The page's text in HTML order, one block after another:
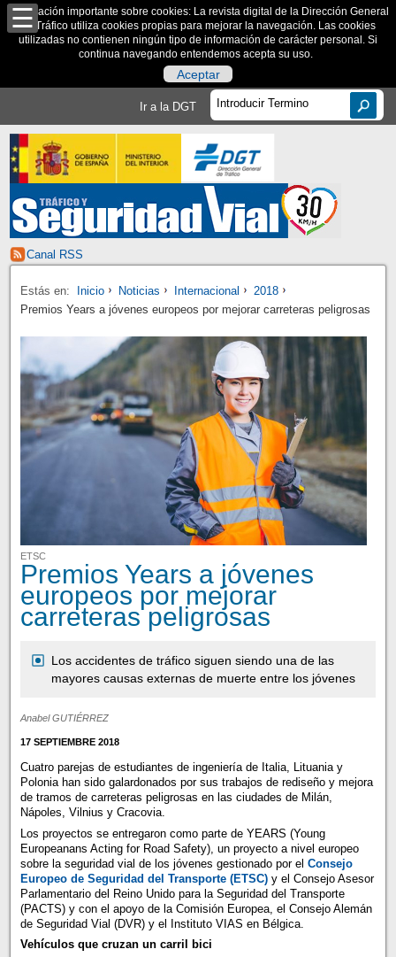
Información importante sobre cookies: La revista digital de la Dirección General
de Tráfico utiliza cookies propias para mejorar la navegación. Las cookies
utilizadas no contienen ningún tipo de información de carácter personal. Si
continua navegando entendemos acepta su uso.
Aceptar
Ir a la DGT
Canal RSS
Estás en: Inicio Noticias Internacional
2018
Premios Years a jóvenes europeos por mejorar carreteras peligrosas
ETSC
Premios Years a jóvenes
europeos por mejorar
carreteras peligrosas
Los accidentes de tráfico siguen siendo una de las
mayores causas externas de muerte entre los jóvenes
Anabel GUTIÉRREZ
17 SEPTIEMBRE 2018
Cuatro parejas de estudiantes de ingeniería de Italia, Lituania y
Polonia han sido galardonados por sus trabajos de rediseño y mejora
de tramos de carreteras peligrosas en las ciudades de Milán,
Nápoles, Vilnius y Cracovia.
Los proyectos se entregaron como parte de YEARS (Young
Europeanans Acting for Road Safety), un proyecto a nivel europeo
sobre la seguridad vial de los jóvenes gestionado por el Consejo
Europeo de Seguridad del Transporte (ETSC)y el Consejo Asesor
Parlamentario del Reino Unido para la Seguridad del Transporte
(PACTS) y con el apoyo de la Comisión Europea, el Consejo Alemán
de Seguridad Vial (DVR) y el Instituto VIAS en Bélgica.
Vehículos que cruzan un carril bici